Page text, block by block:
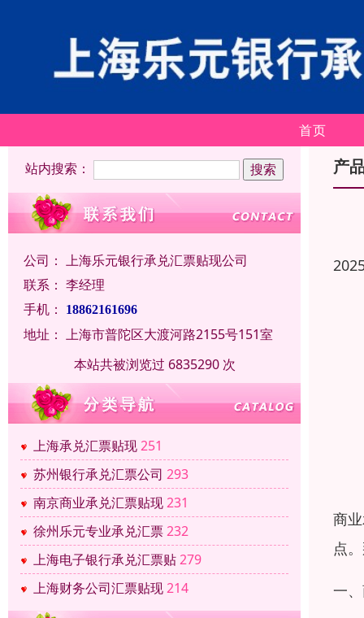
首页
站内搜索：
公司： 上海乐元银行承兑汇票贴现公司
联系： 李经理
手机：
18862161696
地址： 上海市普陀区大渡河路2155号151室
本站共被浏览过 6835290 次
上海承兑汇票贴现251
苏州银行承兑汇票公司 293
南京商业承兑汇票贴现231
徐州乐元专业承兑汇票232
上海电子银行承兑汇票贴279
上海财务公司汇票贴现214
产
商
点
一